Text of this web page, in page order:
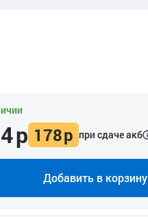
р 178р при сдаче акб
Добавить в корзину